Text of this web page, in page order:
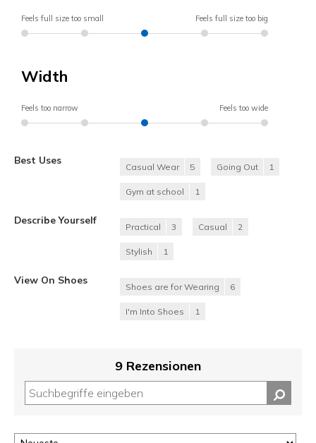
Feels full size too small Feels full size too big
Width
Feels too narrow Feels too wide
Best Uses
Casual Wear 5 Going Out 1
Gym at school 1
Describe Yourself
Practical 3 Casual 2
Stylish 1
View On Shoes
Shoes are for Wearing 6
I'm Into Shoes 1
9 Rezensionen